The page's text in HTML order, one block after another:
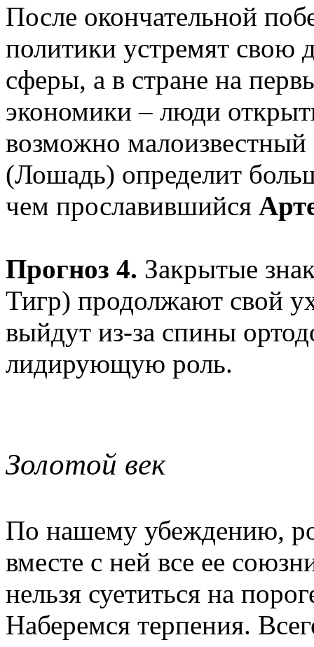
После окончательной
политики устремят свою
сферы, а в стране на
экономики – люди
возможно малоизвестный
(Лошадь) определит
чем прославившийся
Прогноз 4. Закрытые
Тигр) продолжают свой
выйдут из-за спины
лидирующую роль.
Золотой век
По нашему убеждению,
вместе с ней все ее
нельзя суетиться на
Наберемся терпения.